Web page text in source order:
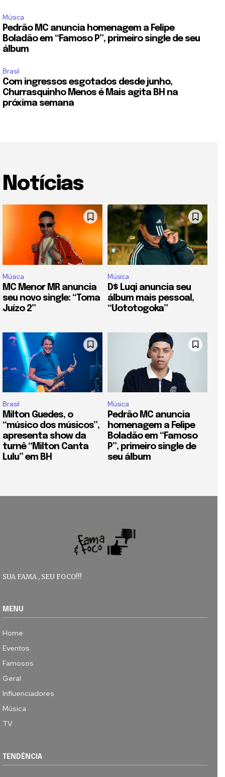
Música
Pedrão MC anuncia homenagem a Felipe
Boladão em “Famoso P”, primeiro single de seu
álbum
Brasil
Com ingressos esgotados desde junho,
Churrasquinho Menos é Mais agita BH na
próxima semana
Notícias
Música
MC Menor MR anuncia
seu novo single: “Toma
Juízo 2”
Música
D$ Luqi anuncia seu
álbum mais pessoal,
“Uototogoka”
Brasil
Milton Guedes, o
“músico dos músicos”,
apresenta show da
turnê “Milton Canta
Lulu” em BH
Música
Pedrão MC anuncia
homenagem a Felipe
Boladão em “Famoso
P”, primeiro single de
seu álbum
SUA FAMA , SEU FOCO!!!
MENU
Home
Eventos
Famosos
Geral
Influenciadores
Música
TV
TENDÊNCIA